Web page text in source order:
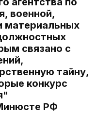
военной,
материальных
связано с
тайну,
конкурс
РФ